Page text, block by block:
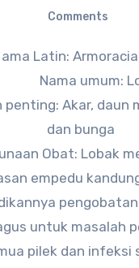
Comments
ama Latin:
Nama umum:
penting: Akar, daun
dan bunga
Obat: Lobak
empedu
untuk masalah
pilek dan infeksi